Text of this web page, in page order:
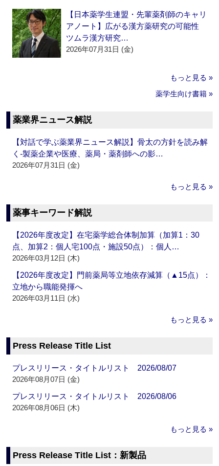
【日本薬学生連盟・先輩薬剤師のキャリ
アノート】広がる漢方薬研究の可能性
ツムラ漢方研究…
2026年07月31日 (金)
もっと見る »
薬学生向け書籍 »
薬業界ニュース解説
【対話で学ぶ薬業界ニュース解説】骨太の方針を読み解
く‐製薬企業や医療、薬局・薬剤師への影…
2026年07月31日 (金)
もっと見る »
薬事キーワード解説
【2026年度改定】在宅薬学総合体制加算（加算1：30
点、加算2：個人宅100点・施設50点）：個人…
2026年03月12日 (木)
【2026年度改定】門前薬局等立地依存減算（▲15点）：
立地から職能発揮へ
2026年03月11日 (水)
もっと見る »
Press Release Title List
プレスリリース・タイトルリスト 2026/08/07
2026年08月07日 (金)
プレスリリース・タイトルリスト 2026/08/06
2026年08月06日 (木)
もっと見る »
Press Release Title List：新製品